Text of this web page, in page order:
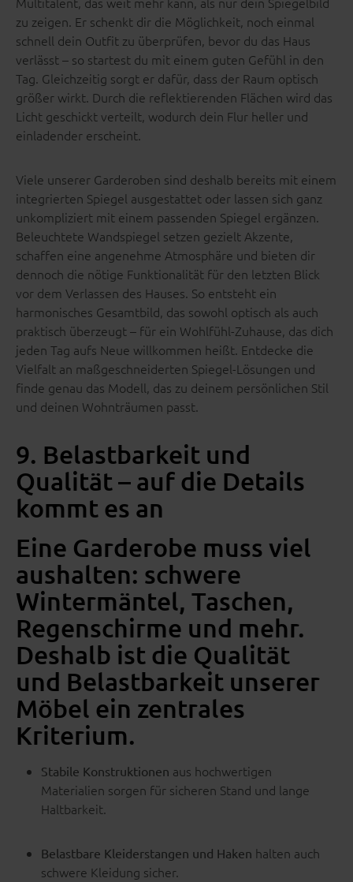
zu zeigen. Er schenkt dir die Möglichkeit, noch einmal
schnell dein Outfit zu überprüfen, bevor du das Haus
verlässt – so startest du mit einem guten Gefühl in den
Tag. Gleichzeitig sorgt er dafür, dass der Raum optisch
größer wirkt. Durch die reflektierenden Flächen wird das
Licht geschickt verteilt, wodurch dein Flur heller und
einladender erscheint.
Viele unserer Garderoben sind deshalb bereits mit einem
integrierten Spiegel ausgestattet oder lassen sich ganz
unkompliziert mit einem passenden Spiegel ergänzen.
Beleuchtete Wandspiegel setzen gezielt Akzente,
schaffen eine angenehme Atmosphäre und bieten dir
dennoch die nötige Funktionalität für den letzten Blick
vor dem Verlassen des Hauses. So entsteht ein
harmonisches Gesamtbild, das sowohl optisch als auch
praktisch überzeugt – für ein Wohlfühl-Zuhause, das dich
jeden Tag aufs Neue willkommen heißt. Entdecke die
Vielfalt an maßgeschneiderten Spiegel-Lösungen und
finde genau das Modell, das zu deinem persönlichen Stil
und deinen Wohnträumen passt.
9. Belastbarkeit und
Qualität – auf die Details
kommt es an
Eine Garderobe muss viel
aushalten: schwere
Wintermäntel, Taschen,
Regenschirme und mehr.
Deshalb ist die Qualität
und Belastbarkeit unserer
Möbel ein zentrales
Kriterium.
Stabile Konstruktionen aus hochwertigen
Materialien sorgen für sicheren Stand und lange
Haltbarkeit.
Belastbare Kleiderstangen und Haken halten auch
schwere Kleidung sicher.